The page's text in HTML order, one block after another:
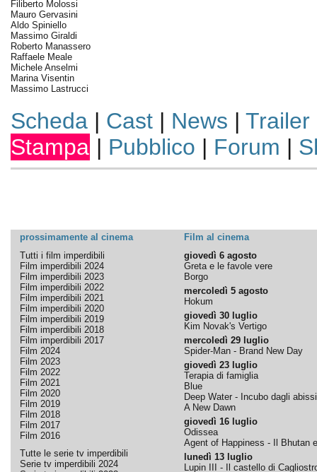
Filiberto Molossi
Mauro Gervasini
Aldo Spiniello
Massimo Giraldi
Roberto Manassero
Raffaele Meale
Michele Anselmi
Marina Visentin
Massimo Lastrucci
Scheda| Cast| News | Trailer
Stampa | Pubblico | Forum |
prossimamente al cinema
Film al cinema
Tutti i film imperdibili
Film imperdibili 2024
Film imperdibili 2023
Film imperdibili 2022
Film imperdibili 2021
Film imperdibili 2020
Film imperdibili 2019
Film imperdibili 2018
Film imperdibili 2017
Film 2024
Film 2023
Film 2022
Film 2021
Film 2020
Film 2019
Film 2018
Film 2017
Film 2016
Tutte le serie tv imperdibili
Serie tv imperdibili 2024
giovedì 6 agosto
Greta e le favole vere
Borgo
mercoledì 5 agosto
Hokum
giovedì 30 luglio
Kim Novak's Vertigo
mercoledì 29 luglio
Spider-Man - Brand New Day
giovedì 23 luglio
Terapia di famiglia
Blue
Deep Water - Incubo dagli abissi
A New Dawn
giovedì 16 luglio
Odissea
Agent of Happiness - Il Bhutan
lunedì 13 luglio
Lupin III - Il castello di